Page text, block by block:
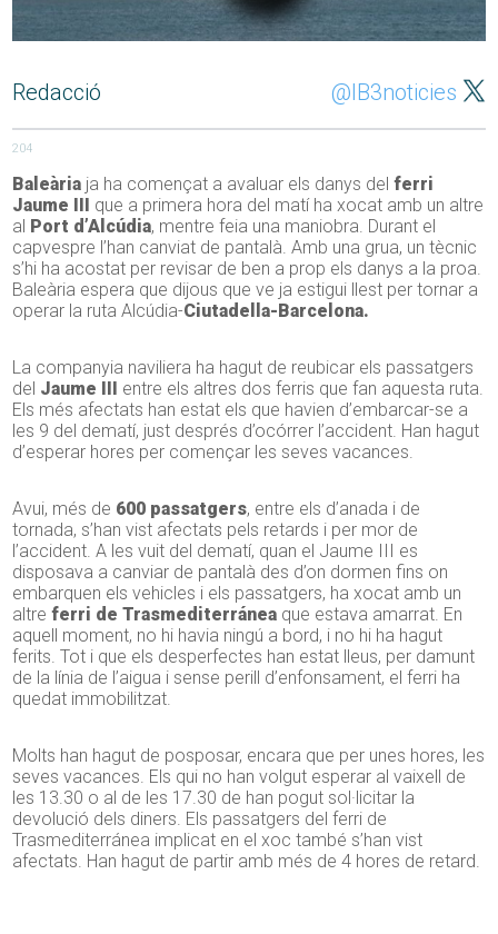
Redacció @IB3noticies
204
Baleària ja ha començat a avaluar els danys delferri
Jaume III
que a primera hora del matí ha xocat amb un altre
al Port d’Alcúdia, mentre feia una maniobra. Durant el
capvespre l’han canviat de pantalà. Amb una grua, un tècnic
s’hi ha acostat per revisar de ben a prop els danys a la proa.
Baleària espera que dijous que ve ja estigui llest per tornar a
operar la ruta Alcúdia-Ciutadella-Barcelona.
La companyia naviliera ha hagut de reubicar els passatgers
del Jaume III
entre els altres dos ferris que fan aquesta ruta.
Els més afectats han estat els que havien d’embarcar-se a
les 9 del dematí, just després d’ocórrer l’accident. Han hagut
d’esperar hores per començar les seves vacances.
Avui, més de 600 passatgers, entre els d’anada i de
tornada, s’han vist afectats pels retards i per mor de
l’accident. A les vuit del dematí, quan el Jaume III es
disposava a canviar de pantalà des d’on dormen fins on
embarquen els vehicles i els passatgers, ha xocat amb un
altreferri de Trasmediterránea que estava amarrat. En
aquell moment, no hi havia ningú a bord, i no hi ha hagut
ferits. Tot i que els desperfectes han estat lleus, per damunt
de la línia de l’aigua i sense perill d’enfonsament, el ferri ha
quedat immobilitzat.
Molts han hagut de posposar, encara que per unes hores, les
seves vacances. Els qui no han volgut esperar al vaixell de
les 13.30 o al de les 17.30 de han pogut sol·licitar la
devolució dels diners. Els passatgers del ferri de
Trasmediterránea implicat en el xoc també s’han vist
afectats. Han hagut de partir amb més de 4 hores de retard.